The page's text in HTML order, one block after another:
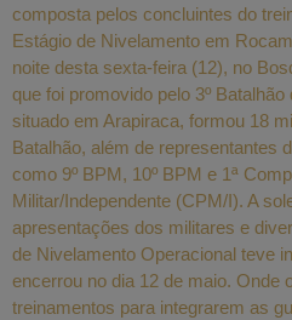
composta pelos concluintes do
Estágio de Nivelamento em
noite desta sexta-feira (12), no
que foi promovido pelo 3º
situado em Arapiraca, formou 18
Batalhão, além de representantes
como 9º BPM, 10º BPM e 1ª
Militar/Independente (CPM/I). A
apresentações dos militares e
de Nivelamento Operacional teve
encerrou no dia 12 de maio. Onde
treinamentos para integrarem as